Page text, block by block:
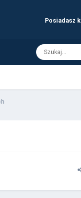
Posiadasz